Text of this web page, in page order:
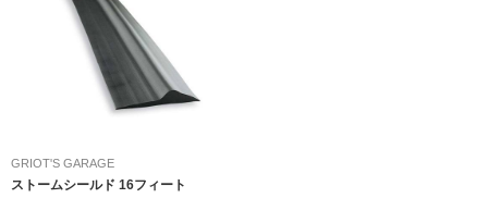
GRIOT'S GARAGE
ストームシールド 16フィート